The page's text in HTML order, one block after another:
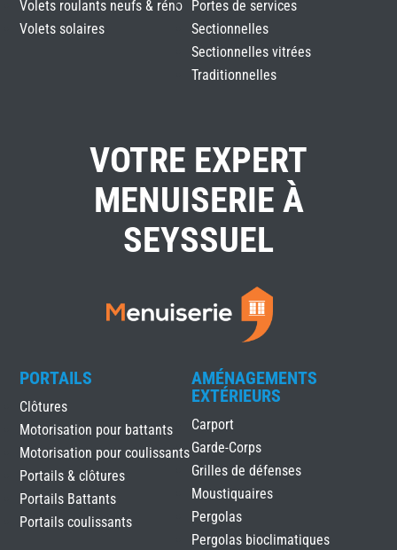
Volets roulants neufs & réno
Volets solaires
Portes de services
Sectionnelles
Sectionnelles vitrées
Traditionnelles
VOTRE EXPERT
MENUISERIE À
SEYSSUEL
PORTAILS
Clôtures
Motorisation pour battants
Motorisation pour coulissants
Portails & clôtures
Portails Battants
Portails coulissants
AMÉNAGEMENTS
EXTÉRIEURS
Carport
Garde-Corps
Grilles de défenses
Moustiquaires
Pergolas
Pergolas bioclimatiques